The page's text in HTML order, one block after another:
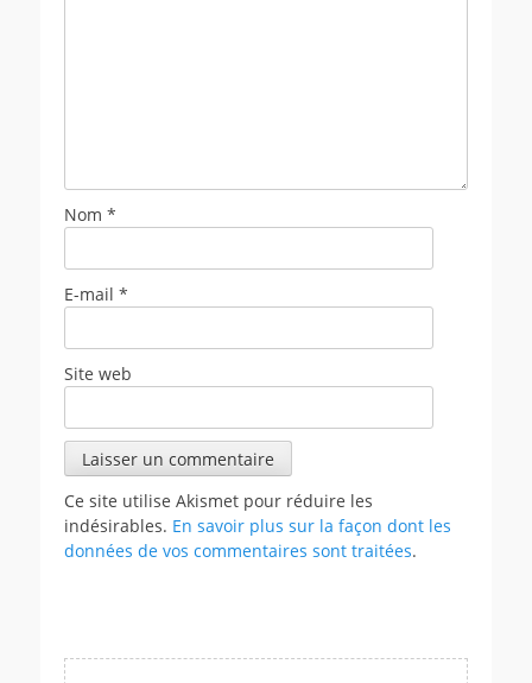
Nom *
E-mail *
Site web
Ce site utilise Akismet pour réduire les
indésirables. En savoir plus sur la façon dont les
données de vos commentaires sont traitées.